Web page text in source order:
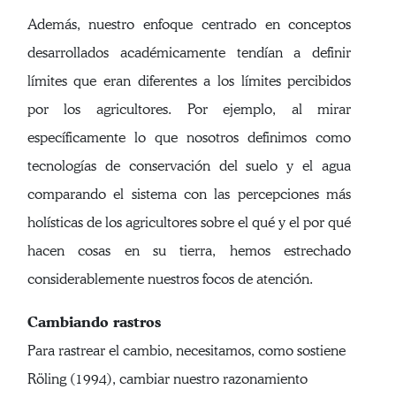
Además, nuestro enfoque centrado en conceptos
desarrollados académicamente tendían a definir
límites que eran diferentes a los límites percibidos
por los agricultores. Por ejemplo, al mirar
específicamente lo que nosotros definimos como
tecnologías de conservación del suelo y el agua
comparando el sistema con las percepciones más
holísticas de los agricultores sobre el qué y el por qué
hacen cosas en su tierra, hemos estrechado
considerablemente nuestros focos de atención.
Cambiando rastros
Para rastrear el cambio, necesitamos, como sostiene
Röling (1994), cambiar nuestro razonamiento